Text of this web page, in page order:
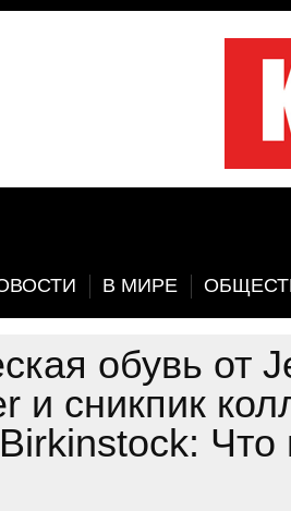
В МИРЕ
обувь от
и сникпик
Что